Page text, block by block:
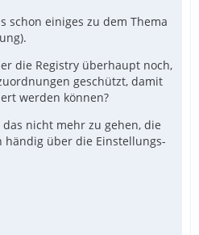
schon einiges zu dem Thema
die Registry überhaupt noch,
geschützt, damit
werden können?
nicht mehr zu gehen, die
händig über die Einstellungs-